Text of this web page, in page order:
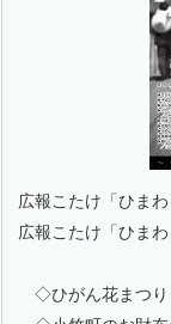
広報こたけ「ひま
広報こたけ「ひま
◇ひがん花まつり